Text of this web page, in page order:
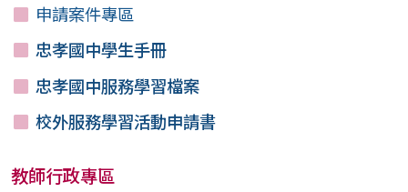
申請案件專區
忠孝國中學生手冊
忠孝國中服務學習檔案
校外服務學習活動申請書
教師行政專區